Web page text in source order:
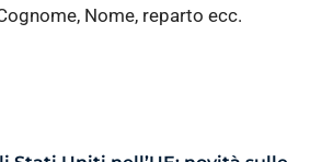
Nome, reparto ecc.